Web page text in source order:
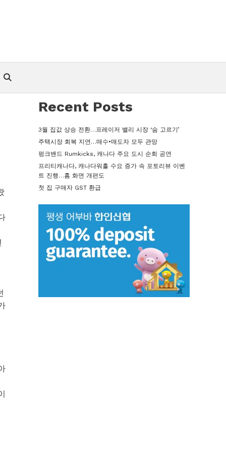
Recent Posts
3월 집값 상승 전환…프레이저 밸리 시장 ‘숨 고르기’
주택시장 회복 지연…매수•매도자 모두 관망
펑크밴드 Rumkicks, 캐나다 주요 도시 순회 공연
프리티캐나다, 캐나다워홀 수요 증가 속 포토리뷰 이벤
트 진행…홈 화면 개편도
첫 집 구매자 GST 환급